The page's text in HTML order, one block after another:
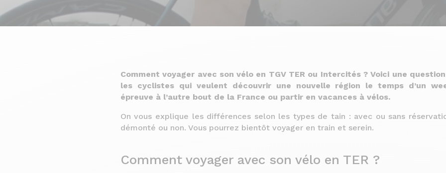
Comment voyager avec son vélo en TGV TER ou Intercités ? Voici une
les cyclistes qui veulent découvrir une nouvelle région le temps d’un
épreuve à l’autre bout de la France ou partir en vacances à vélos.
On vous explique les différences selon les types de tain : avec ou sans
démonté ou non. Vous pourrez bientôt voyager en train et serein.
Comment voyager avec son vélo en TER ?